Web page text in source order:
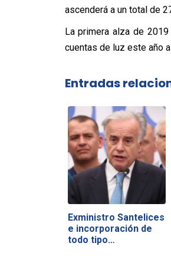
ascenderá a un total de
La primera alza de
cuentas de luz este año
Entradas
Exministro Santelices
e incorporación de
todo tipo…